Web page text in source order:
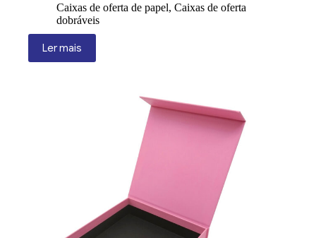
Caixas de oferta de papel, Caixas de oferta
dobráveis
Ler mais